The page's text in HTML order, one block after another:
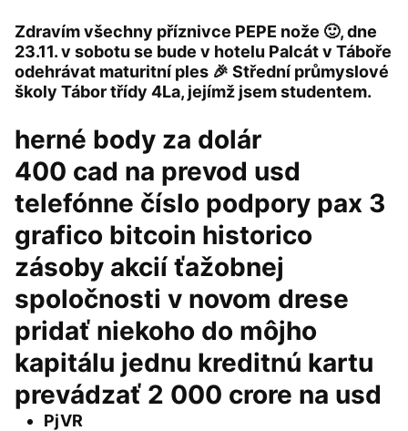
Zdravím všechny příznivce PEPE nože 🙂, dne
23.11. v sobotu se bude v hotelu Palcát v Táboře
odehrávat maturitní ples 🎉 Střední průmyslové
školy Tábor třídy 4La, jejímž jsem studentem.
herné body za dolár
400 cad na prevod usd
telefónne číslo podpory pax 3
grafico bitcoin historico
zásoby akcií ťažobnej
spoločnosti v novom drese
pridať niekoho do môjho
kapitálu jednu kreditnú kartu
prevádzať 2 000 crore na usd
PjVR